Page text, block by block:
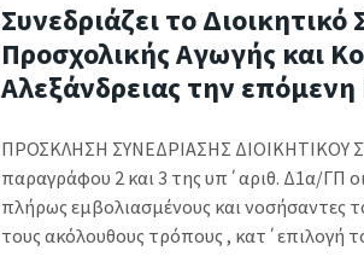
Συνεδριάζει το
Προσχολικής Αγωγής και
Αλεξάνδρειας την
ΠΡΟΣΚΛΗΣΗ ΣΥΝΕΔΡΙΑΣΗΣ ΔΙΟΙΚΗΤΙΚΟΥ
παραγράφου 2 και 3 της υπ΄αριθ. Δ1α/ΓΠ
πλήρως εμβολιασμένους και νοσήσαντες
τους ακόλουθους τρόπους , κατ΄επιλογή